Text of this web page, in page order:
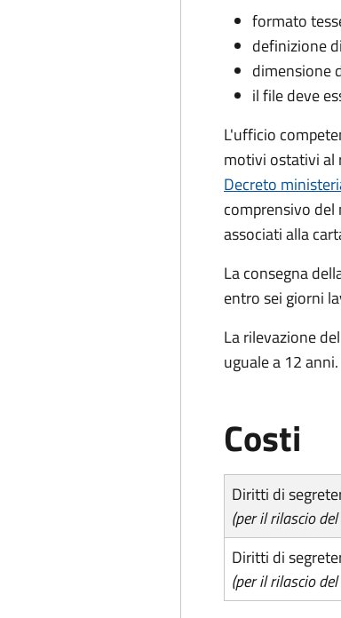
formato
definizione
dimensione
il file deve
L'ufficio
motivi ostativi al
Decreto
comprensivo del
associati alla
La consegna
entro sei giorni
La rilevazione
uguale a 12 anni.
Costi
Diritti di
(per il rilascio
Diritti di
(per il rilascio